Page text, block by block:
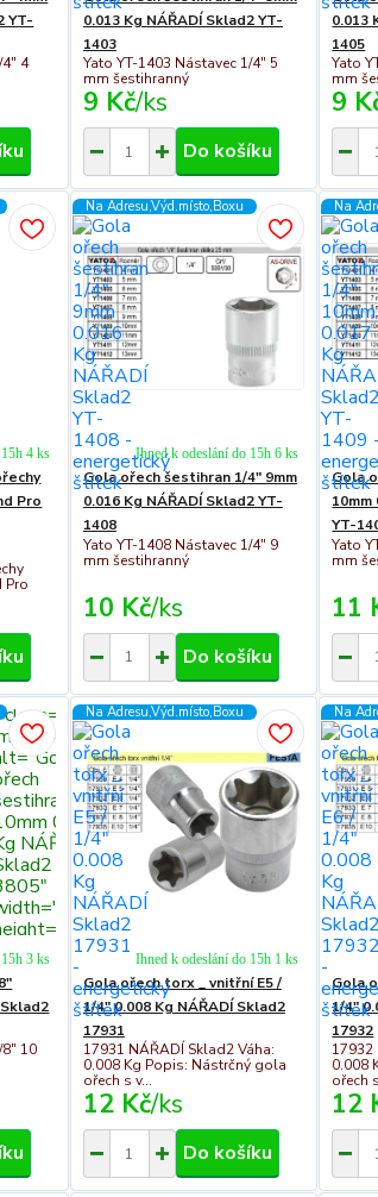
YT-
4" 4
0.013 Kg NÁŘADÍ Sklad2 YT-
1403
Yato YT-1403 Nástavec 1/4" 5
mm šestihranný
9 Kč/ks
Do košíku
0.013
1405
Yato
mm
9
Pro
Pro
4 ks
Na Adresu,Výd.místo,Boxu
Gola ořech šestihran 1/4" 9mm
0.016 Kg NÁŘADÍ Sklad2 YT-
1408
Yato YT-1408 Nástavec 1/4" 9
mm šestihranný
10 Kč/ks
Ihned k odeslání do 15h 6 ks
Do košíku
Na
Gola
10mm
YT-
Yato
mm
11
class="c311
fluid"
3/8"
0.026
NÁŘADÍ
YT-
8" 10
3 ks
Na Adresu,Výd.místo,Boxu
Gola ořech torx _ vnitřní E5 /
1/4" 0.008 Kg NÁŘADÍ Sklad2
17931
17931 NÁŘADÍ Sklad2 Váha:
0.008 Kg Popis: Nástrčný gola
ořech s v...
12 Kč/ks
Ihned k odeslání do 15h 1 ks
Do košíku
Na
Gola
1/4"
17932
17932
0.008
ořech
12